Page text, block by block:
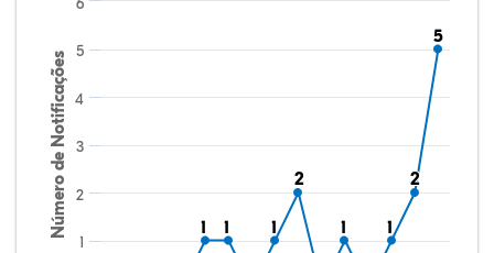
Número de Notificações 11 11 11
2
2
11 11
2
2
5
5
1
2
3
4
5